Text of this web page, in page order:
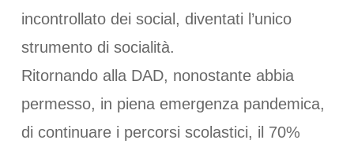
incontrollato dei social, diventati l’unico
strumento di socialità.
Ritornando alla DAD, nonostante abbia
permesso, in piena emergenza pandemica,
di continuare i percorsi scolastici, il 70%